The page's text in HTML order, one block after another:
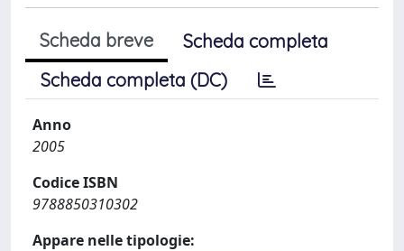
Scheda breve
Scheda completa
Scheda completa (DC)
Anno
2005
Codice ISBN
9788850310302
Appare nelle tipologie: